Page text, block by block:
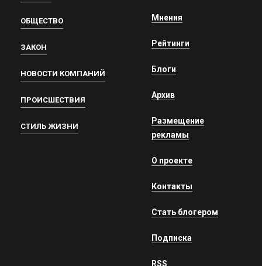
ОБЩЕСТВО
ЗАКОН
НОВОСТИ КОМПАНИЙ
ПРОИСШЕСТВИЯ
СТИЛЬ ЖИЗНИ
Мнения
Рейтинги
Блоги
Архив
Размещение
рекламы
О проекте
Контакты
Стать блогером
Подписка
RSS